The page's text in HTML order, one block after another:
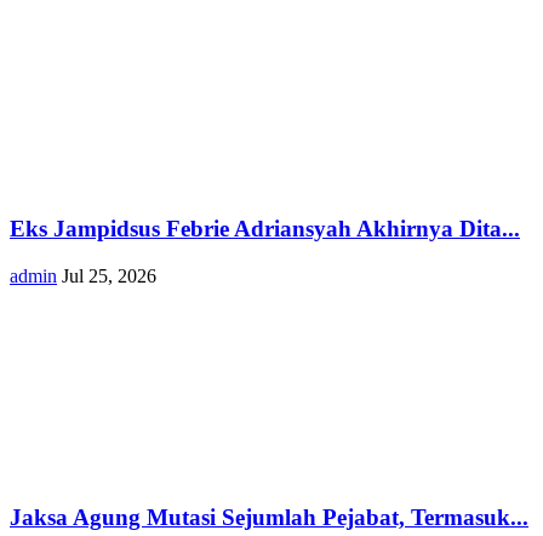
Eks Jampidsus Febrie Adriansyah Akhirnya Dita...
admin Jul 25, 2026
Jaksa Agung Mutasi Sejumlah Pejabat, Termasuk...